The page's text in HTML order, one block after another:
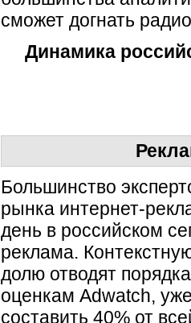
сможет догнать
Динамика
Большинство
рынка интернет-
день в российском
реклама.
долю отводят
оценкам Adwatch,
составить 40% от